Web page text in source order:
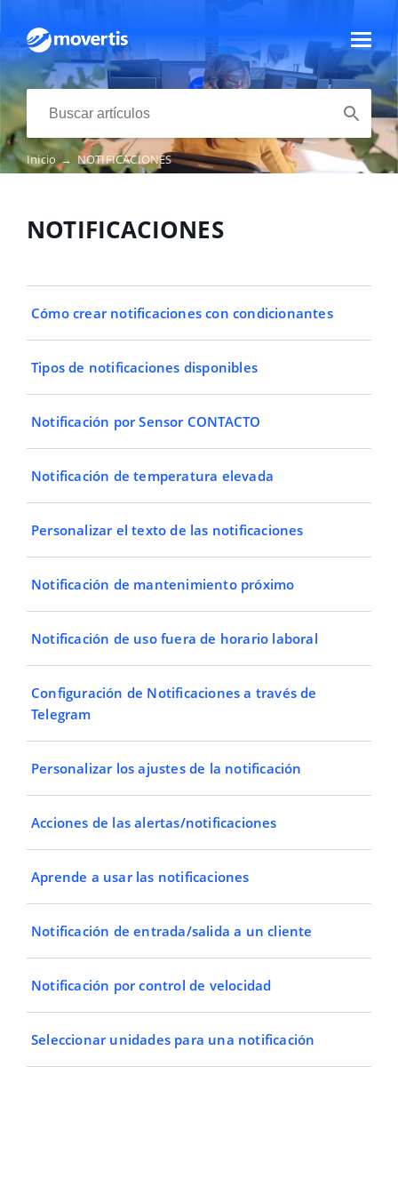
Inicio→ NOTIFICACIONES
NOTIFICACIONES
Cómo crear notificaciones con condicionantes
Tipos de notificaciones disponibles
Notificación por Sensor CONTACTO
Notificación de temperatura elevada
Personalizar el texto de las notificaciones
Notificación de mantenimiento próximo
Notificación de uso fuera de horario laboral
Configuración de Notificaciones a través de
Telegram
Personalizar los ajustes de la notificación
Acciones de las alertas/notificaciones
Aprende a usar las notificaciones
Notificación de entrada/salida a un cliente
Notificación por control de velocidad
Seleccionar unidades para una notificación